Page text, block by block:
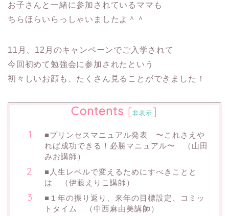
お子さんと一緒に参加されているママも
ちらほらいらっしゃいましたよ＾＾
11月、12月のキャンペーンでご入学されて
今回初めて勉強会に参加されたという
初々しいお顔も、たくさん見ることができました！
Contents [非表示]
■プリンセスマニュアル発表 〜これさえや
れば成功できる！必勝マニュアル〜 （山田
みお講師）
■人生レベルで変えるためにすべきことと
は （伊藤えりこ講師）
■１年の振り返り、来年の目標設定、コミッ
トタイム （中西麻由美講師）